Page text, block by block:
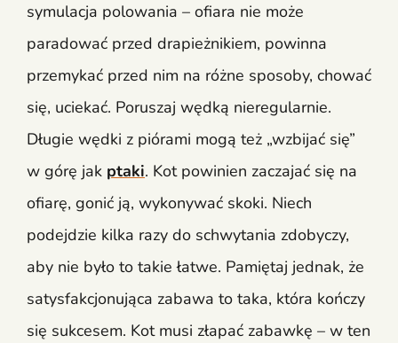
symulacja polowania – ofiara nie może
paradować przed drapieżnikiem, powinna
przemykać przed nim na różne sposoby, chować
się, uciekać. Poruszaj wędką nieregularnie.
Długie wędki z piórami mogą też „wzbijać się”
w górę jak ptaki. Kot powinien zaczajać się na
ofiarę, gonić ją, wykonywać skoki. Niech
podejdzie kilka razy do schwytania zdobyczy,
aby nie było to takie łatwe. Pamiętaj jednak, że
satysfakcjonująca zabawa to taka, która kończy
się sukcesem. Kot musi złapać zabawkę – w ten